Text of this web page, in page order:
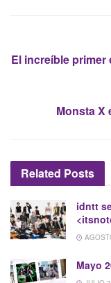
El increíble primer
Monsta X
Related Posts
idntt
Mayo